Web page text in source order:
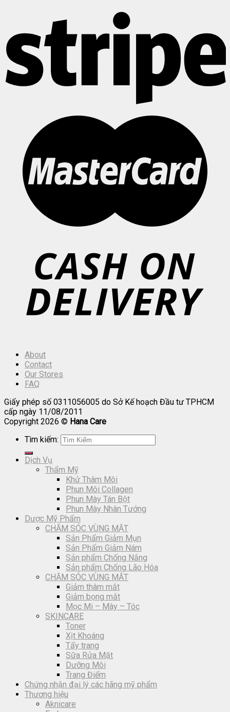
About
Contact
Our Stores
FAQ
Giấy phép số 0311056005 do Sở Kế hoạch Đầu tư TPHCM
cấp ngày 11/08/2011
Copyright 2026 © Hana Care
Tìm kiếm:
Dịch Vụ
Thẩm Mỹ
Khử Thâm Môi
Phun Môi Collagen
Phun Mày Tán Bột
Phun Mày Nhân Tướng
Dược Mỹ Phẩm
CHĂM SÓC VÙNG MẶT
Sản Phẩm Giảm Mụn
Sản Phẩm Giảm Nám
Sản phẩm Chống Nắng
Sản phẩm Chống Lão Hóa
CHĂM SÓC VÙNG MẮT
Giảm thâm mắt
Giảm bọng mắt
Mọc Mi – Mày – Tóc
SKINCARE
Toner
Xịt Khoáng
Tẩy trang
Sữa Rửa Mặt
Dưỡng Môi
Trang Điểm
Chứng nhận đại lý các hãng mỹ phẩm
Thương hiệu
Aknicare